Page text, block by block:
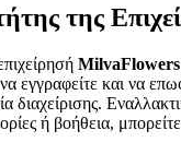
της
εγγραφείτε και να
διαχείρισης.
ή βοήθεια,